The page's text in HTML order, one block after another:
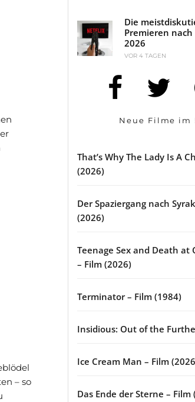
– so
Die
Premieren
2026
VOR 4 TAGEN
Neue Filme im
That’s Why The Lady Is A
(2026)
Der Spaziergang nach
(2026)
Teenage Sex and Death at
– Film (2026)
Terminator – Film (1984)
Insidious: Out of the
Ice Cream Man – Film (2026
Das Ende der Sterne – Film